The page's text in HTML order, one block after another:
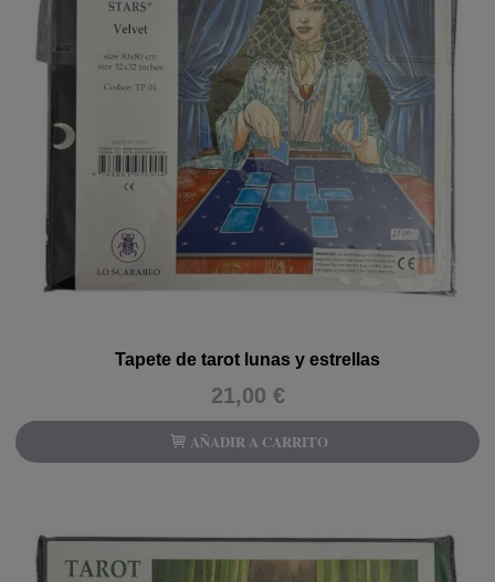
Tapete de tarot lunas y estrellas
21,00 €
AÑADIR A CARRITO